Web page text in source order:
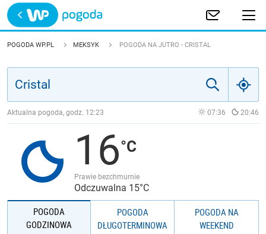
Trwa ładowanie
POLSKA
JAKOŚĆ POWIETRZA
POGODA WP.PL MEKSYK POGODA NA JUTRO - CRISTAL
Aktualna pogoda, godz. 12:23 07:36 20:46
16
Prawie bezchmurnie
Odczuwalna 15°C
POGODA
GODZINOWA
POGODA
DŁUGOTERMINOWA
POGODA NA
WEEKEND